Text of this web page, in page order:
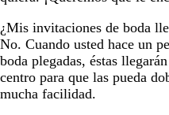
¿Mis invitaciones de boda
No. Cuando usted hace un
boda plegadas, éstas
centro para que las pueda
mucha facilidad.